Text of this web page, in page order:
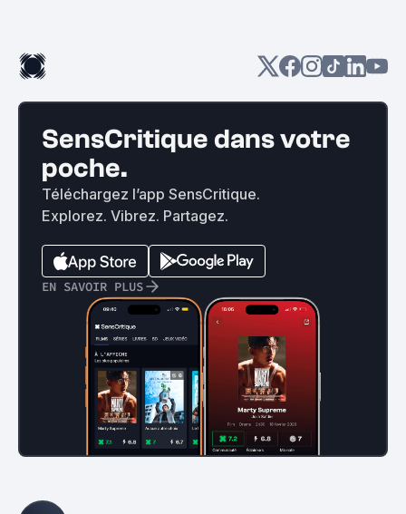
SensCritique dans votre
poche.
Téléchargez l’app SensCritique.
Explorez. Vibrez. Partagez.
EN SAVOIR PLUS